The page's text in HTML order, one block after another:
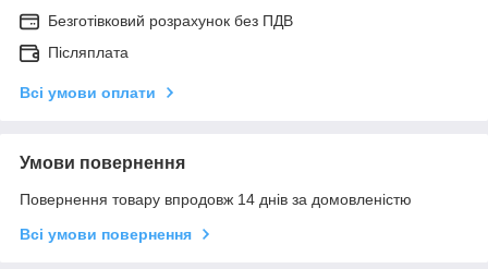
Безготівковий розрахунок без ПДВ
Післяплата
Всі умови оплати
Умови повернення
Повернення товару впродовж 14 днів за домовленістю
Всі умови повернення